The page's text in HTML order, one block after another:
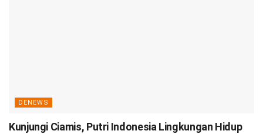
DENEWS
Kunjungi Ciamis, Putri Indonesia Lingkungan Hidup